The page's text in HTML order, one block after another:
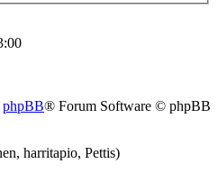
phpBB® Forum Software © phpBB
harritapio, Pettis)